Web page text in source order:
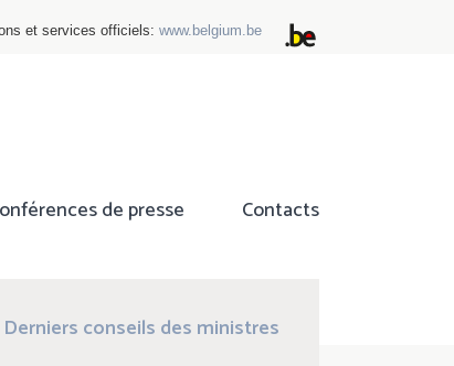
et services officiels: www.belgium.be
de presse Contacts
Derniers conseils des ministres